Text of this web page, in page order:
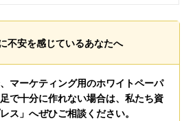
不安を感じているあなたへ
マーケティング用のホワイトペーパ
で十分に作れない場合は、私たち資
ス」へぜひご相談ください。